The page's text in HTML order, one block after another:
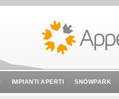
IMPIANTI APERTI SNOWPARK